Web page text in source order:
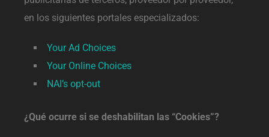
en los siguientes portales especializados:
Your Ad Choices
Your Online Choices
NAI’s opt-out
¿Qué ocurre si se deshabilitan las “Cookies”?